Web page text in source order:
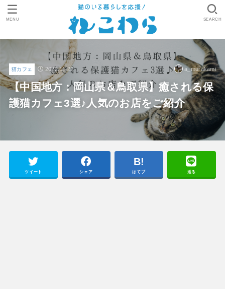
SEARCH
MENU
猫カフェ 2022.11.22 a_murakami
【中国地方：岡山県＆鳥取県】癒される保
護猫カフェ3選♪人気のお店をご紹介
ツイート シェア はてブ 送る